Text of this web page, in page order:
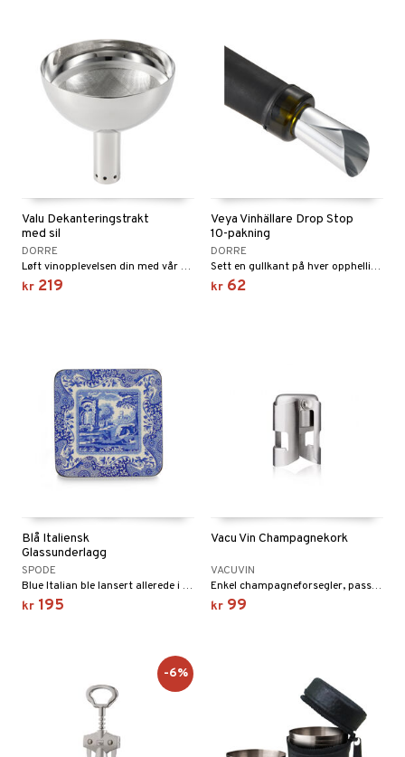
Valu Dekanteringstrakt
med sil
DORRE
Løft vinopplevelsen din med vår dekanteringstrakt med sil.
kr 219
Veya Vinhällare Drop Stop
10-pakning
DORRE
Sett en gullkant på hver opphelling med vår elegante vinheller i aluminium.
kr 62
Blå Italiensk
Glassunderlagg
SPODE
Blue Italian ble lansert allerede i 1816 og har blitt produsert siden da av Spode. Detaljert med inspirasjon hentet fra det eldre italienske landskapet, omgitt av en ramme av en 1700-talls Imari Oriental.
kr 195
Vacu Vin Champagnekork
VACUVIN
Enkel champagneforsegler, passer til alle kjente flasker på markedet og hjelper deg med å bevare champagneboblene og minimere oksidasjonen i en åpnet flaske.
kr 99
-6%